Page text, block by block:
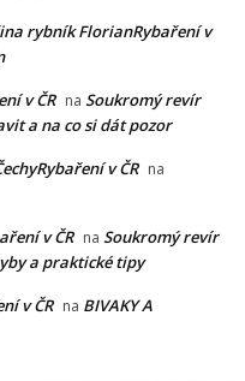
rybník FlorianRybaření v
v ČR na Soukromý revír
a na co si dát pozor
v ČR na
v ČR na Soukromý revír
a praktické tipy
v ČR na BIVAKY A